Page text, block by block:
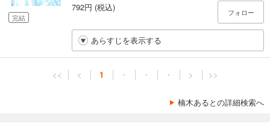
完結
792円 (税込)
フォロー
あらすじを表示する
<< < 1 ・ ・ ・ > >>
楠木あるとの詳細検索へ